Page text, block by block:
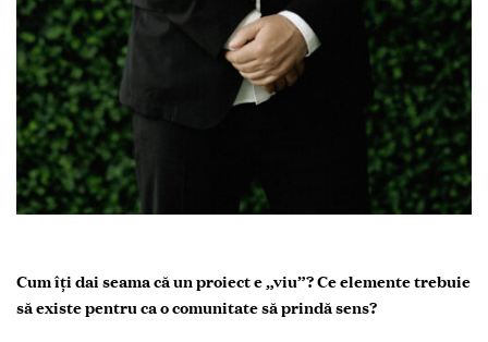
Cum îți dai seama că un proiect e „viu”? Ce elemente trebuie
să existe pentru ca o comunitate să prindă sens?